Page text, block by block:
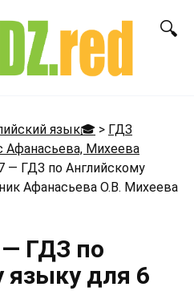
язык🎓 > ГДЗ
Афанасьева, Михеева
— ГДЗ по Английскому
Афанасьева О.В. Михеева
ГДЗ по
языку для 6